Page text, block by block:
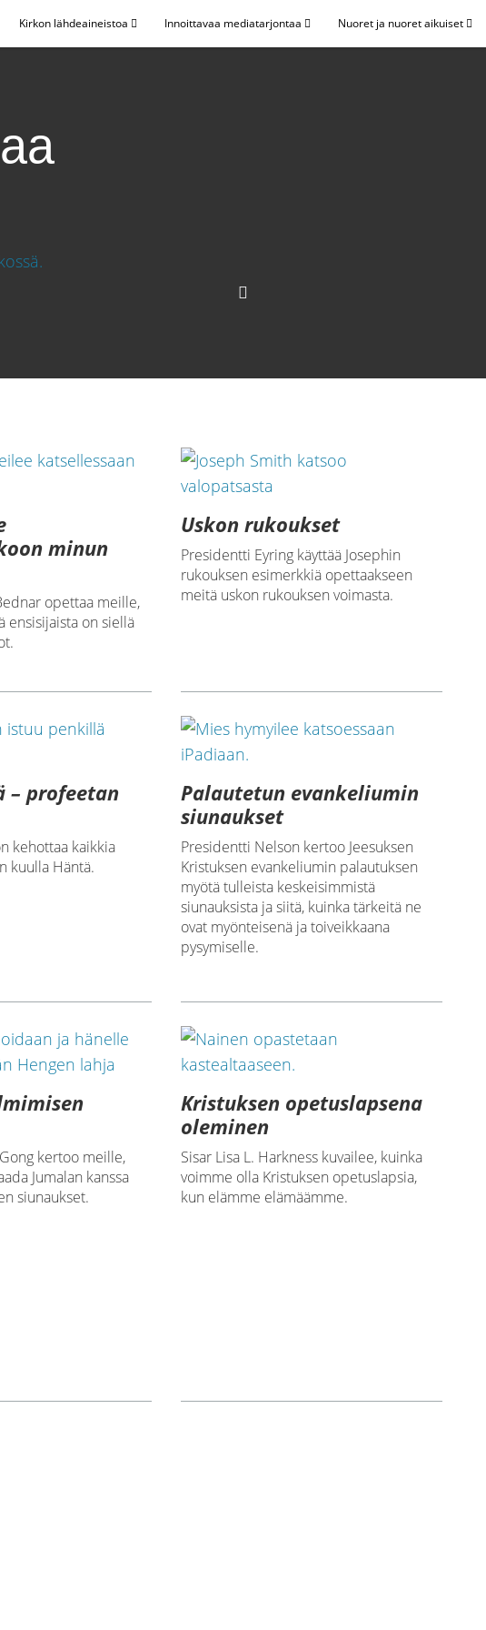
Kirkon lähdeaineistoa Innoittavaa mediatarjontaa Nuoret ja nuoret aikuiset
minun
opettaa meille,
ensisijaista on siellä
Uskon rukoukset
Presidentti Eyring käyttää Josephin
rukouksen esimerkkiä opettaakseen
meitä uskon rukouksen voimasta.
– profeetan
kehottaa kaikkia
kuulla Häntä.
Palautetun evankeliumin
siunaukset
Presidentti Nelson kertoo Jeesuksen
Kristuksen evankeliumin palautuksen
myötä tulleista keskeisimmistä
siunauksista ja siitä, kuinka tärkeitä ne
ovat myönteisenä ja toiveikkaana
pysymiselle.
kertoo meille,
Jumalan kanssa
siunaukset.
Kristuksen opetuslapsena
oleminen
Sisar Lisa L. Harkness kuvailee, kuinka
voimme olla Kristuksen opetuslapsia,
kun elämme elämäämme.